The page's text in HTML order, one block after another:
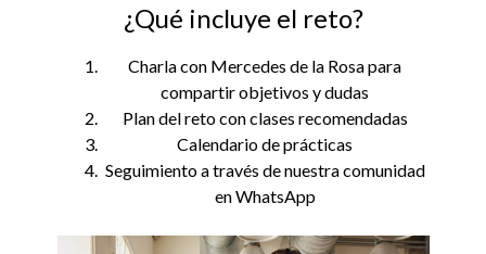
¿Qué incluye el reto?
Charla con Mercedes de la Rosa para
compartir objetivos y dudas
Plan del reto con clases recomendadas
Calendario de prácticas
Seguimiento a través de nuestra comunidad
en WhatsApp